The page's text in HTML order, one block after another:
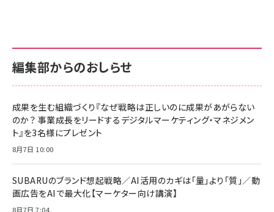
￥880
anan(アンアン)2026/06/24号 No.2500増刊
スペシャルエディション[王道エンタメの矜持／
￥1,100
anan(アンアン)2026/07/08号 No.2502[2026
￥880
ママ投資家が育休中に１億貯めた株式投資
サポート正規品 メーカー保証5年 KLMEA128G
NIMASO ガラスフィルム iPhone 17 用 保護フィ
すい ガイド枠付き いPhone17 (6.3インチ) 対応
2枚セット DSP25F1698
￥1,599
￥6,980
サポート正規品 メーカー保証5年 KLMEA128G
Amazon eギフトカード - Amazonロゴ - クラ
￥5,000
Anker PowerLine III Flow USB-C & USB-C
Pro/Air 各種対応 (1.8m ミッドナイトブラック)
￥1,890
編集部からのおしらせ
成果を生む組織づくり『なぜ戦略は正しいのに成果があがらない
のか？ 事業成長をリードするデジタルマーケティング・マネジメン
ト』を3名様にプレゼント
8月7日 10:00
SUBARUのブランド想起戦略／AI活用のカギは「量」より「質」／動
画広告をAIで最大化【マーケター向け講演】
8月7日 7:04